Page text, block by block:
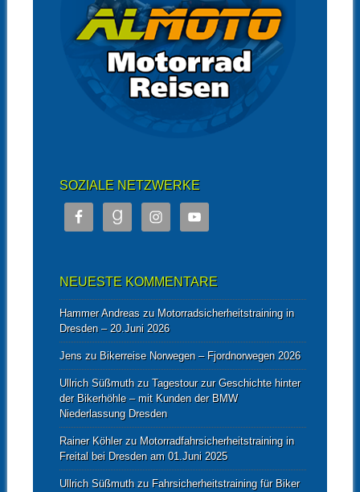
SOZIALE NETZWERKE
NEUESTE KOMMENTARE
Hammer Andreaszu Motorradsicherheitstraining in
Dresden – 20.Juni 2026
Jenszu Bikerreise Norwegen – Fjordnorwegen 2026
Ullrich Süßmuthzu Tagestour zur Geschichte hinter
der Bikerhöhle – mit Kunden der BMW
Niederlassung Dresden
Rainer Köhlerzu Motorradfahrsicherheitstraining in
Freital bei Dresden am 01.Juni 2025
Ullrich Süßmuthzu Fahrsicherheitstraining für Biker